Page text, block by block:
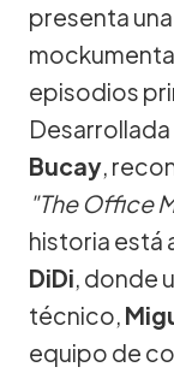
presenta
episodios
Bucay,
"The Office
historia está
DiDi, donde
técnico,
equipo de